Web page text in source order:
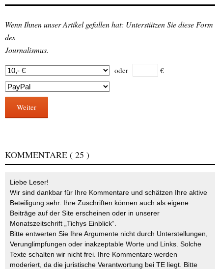
Wenn Ihnen unser Artikel gefallen hat: Unterstützen Sie diese Form
des
Journalismus.
oder €
Weiter
KOMMENTARE ( 25 )
Liebe Leser!
Wir sind dankbar für Ihre Kommentare und schätzen Ihre aktive
Beteiligung sehr. Ihre Zuschriften können auch als eigene
Beiträge auf der Site erscheinen oder in unserer
Monatszeitschrift „Tichys Einblick“.
Bitte entwerten Sie Ihre Argumente nicht durch Unterstellungen,
Verunglimpfungen oder inakzeptable Worte und Links. Solche
Texte schalten wir nicht frei. Ihre Kommentare werden
moderiert, da die juristische Verantwortung bei TE liegt. Bitte